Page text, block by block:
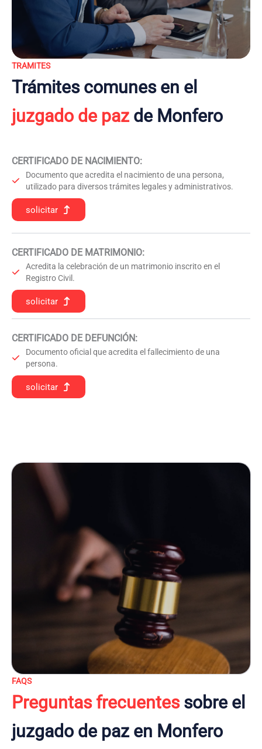
TRAMITES
Trámites comunes en el
juzgado de pazde Monfero
CERTIFICADO DE NACIMIENTO:
Documento que acredita el nacimiento de una persona,
utilizado para diversos trámites legales y administrativos.
solicitar
CERTIFICADO DE MATRIMONIO:
Acredita la celebración de un matrimonio inscrito en el
Registro Civil.
solicitar
CERTIFICADO DE DEFUNCIÓN:
Documento oficial que acredita el fallecimiento de una
persona.
solicitar
FAQS
Preguntas frecuentessobre el
juzgado de paz en Monfero